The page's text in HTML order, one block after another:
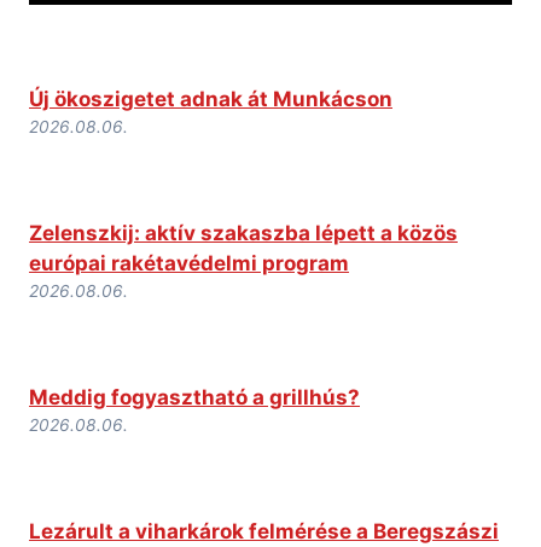
Új ökoszigetet adnak át Munkácson
2026.08.06.
Zelenszkij: aktív szakaszba lépett a közös
európai rakétavédelmi program
2026.08.06.
Meddig fogyasztható a grillhús?
2026.08.06.
Lezárult a viharkárok felmérése a Beregszászi